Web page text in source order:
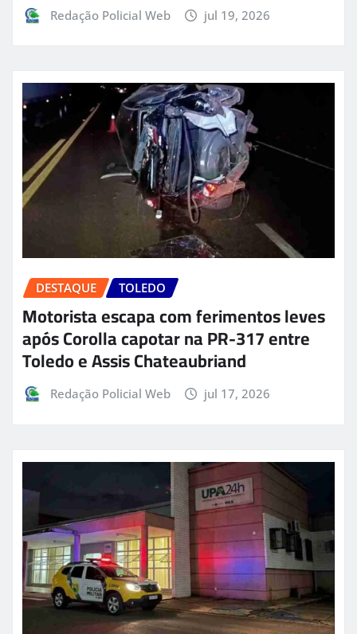
Redação Policial Web jul 19, 2026
DESTAQUE TOLEDO
Motorista escapa com ferimentos leves
após Corolla capotar na PR-317 entre
Toledo e Assis Chateaubriand
Redação Policial Web jul 17, 2026